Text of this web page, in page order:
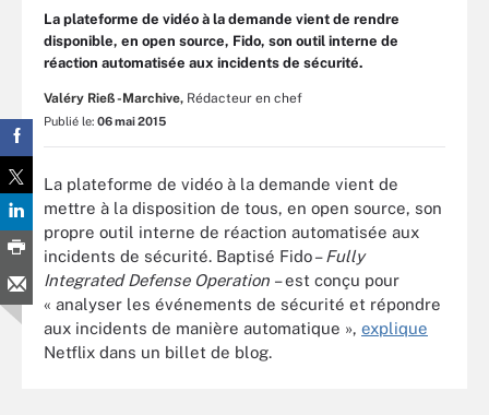
La plateforme de vidéo à la demande vient de rendre
disponible, en open source, Fido, son outil interne de
réaction automatisée aux incidents de sécurité.
Valéry Rieß-Marchive, Rédacteur en chef
Publié le: 06 mai 2015
La plateforme de vidéo à la demande vient de
mettre à la disposition de tous, en open source, son
propre outil interne de réaction automatisée aux
incidents de sécurité. Baptisé Fido –Fully
Integrated Defense Operation – est conçu pour
« analyser les événements de sécurité et répondre
aux incidents de manière automatique », explique
Netflix dans un billet de blog.